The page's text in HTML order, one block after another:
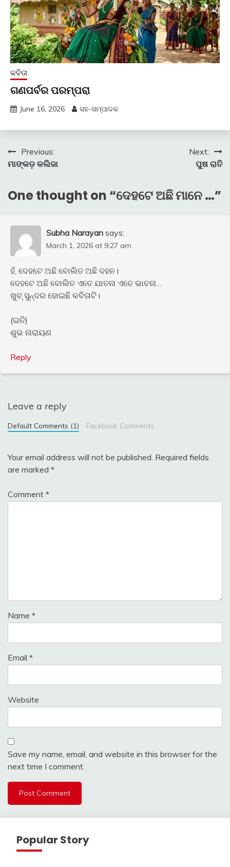
କବିତା
ଗଣପର୍ବର ପରମ୍ପରା
June 16, 2026 ସହ-ସମ୍ପାଦକ
Post
navigation
Previous:
ମାଙ୍କଡ଼ କଲିଜା
Next:
ପୁଷ ରାତି
One thought on “ଦେହଟେ ଅଛି ମାନେ …”
Subha Narayan says:
March 1, 2026 at 9:27 am
ହଁ, ଦେହଟେ ଅଛି ବୋଲିତ ଅଛି ଦହନ।
ଦେହଟେ ଅଛି ବୋଲିତ ଏତେ ଯାତନା ଏତେ ଭାବନା…
ଖୁବ୍ ସୁନ୍ଦର ହୋଇଛି କବିତାଟି।
(ଇତି)
ଶୁଭ ନାରାୟଣ
Reply
Leave a reply
Default Comments (1) Facebook Comments
Your email address will not be published. Required fields
are marked *
Comment *
Name *
Email *
Website
Save my name, email, and website in this browser for the
next time I comment.
Popular Story